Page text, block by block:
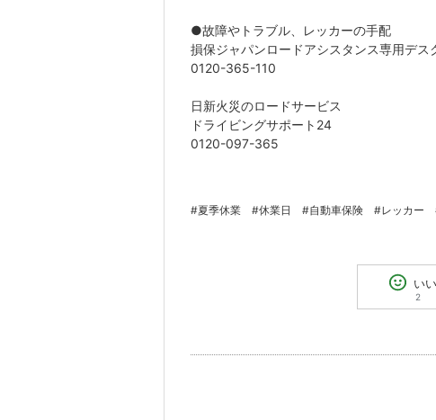
●故障やトラブル、レッカーの手配
損保ジャパンロードアシスタンス専用デス
0120-365-110
日新火災のロードサービス
ドライビングサポート24
0120-097-365
#夏季休業 #休業日 #自動車保険 #レッカー
い
2